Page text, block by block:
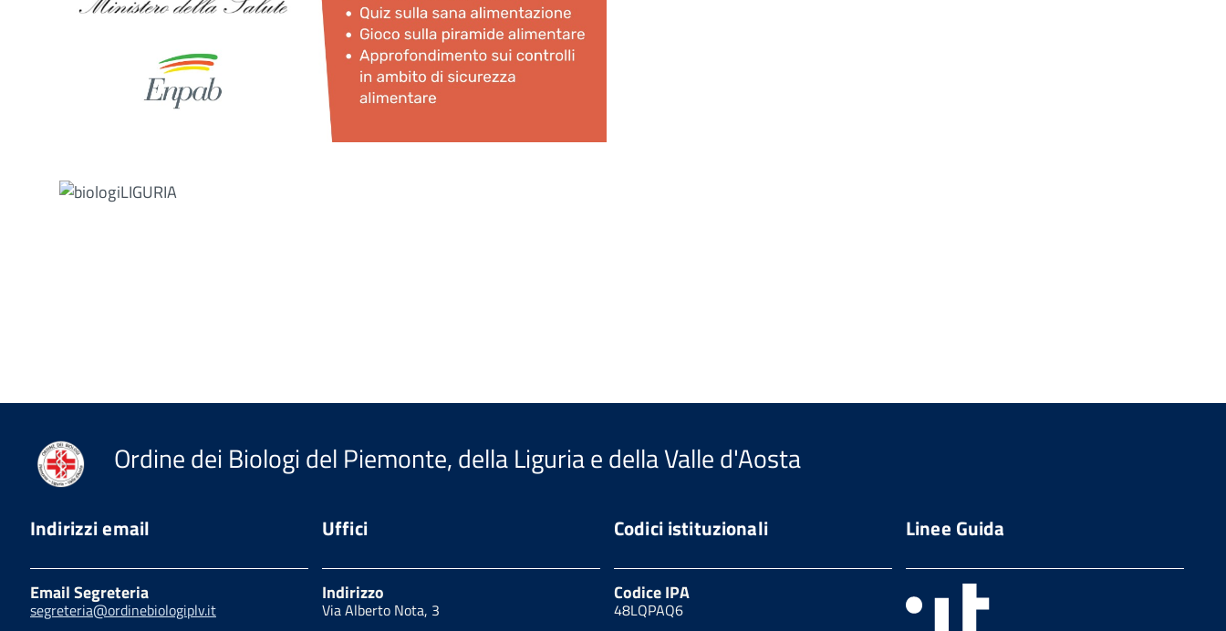
Ordine dei Biologi del Piemonte, della Liguria e della Valle d'Aosta
Indirizzi email
Email Segreteria
segreteria@ordinebiologiplv.it
Uffici
Indirizzo
Via Alberto Nota, 3
Codici istituzionali
Codice IPA
48LQPAQ6
Linee Guida